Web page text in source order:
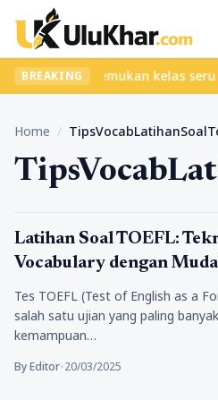
BREAKING
ribet? Temukan kelas seru
Home /
Pendidikan
Latihan Soal TOEFL:
Vocabulary dengan
Tes TOEFL (Test of English as a
salah satu ujian yang paling
kemampuan…
By Editor•20/03/2025